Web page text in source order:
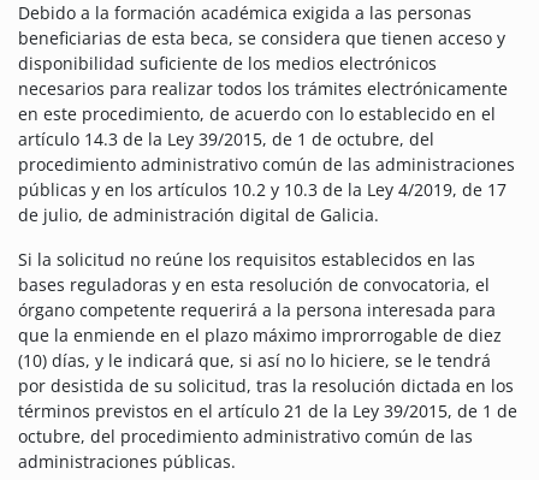
Debido a la formación académica exigida a las personas
beneficiarias de esta beca, se considera que tienen acceso y
disponibilidad suficiente de los medios electrónicos
necesarios para realizar todos los trámites electrónicamente
en este procedimiento, de acuerdo con lo establecido en el
artículo 14.3 de la Ley 39/2015, de 1 de octubre, del
procedimiento administrativo común de las administraciones
públicas y en los artículos 10.2 y 10.3 de la Ley 4/2019, de 17
de julio, de administración digital de Galicia.
Si la solicitud no reúne los requisitos establecidos en las
bases reguladoras y en esta resolución de convocatoria, el
órgano competente requerirá a la persona interesada para
que la enmiende en el plazo máximo improrrogable de diez
(10) días, y le indicará que, si así no lo hiciere, se le tendrá
por desistida de su solicitud, tras la resolución dictada en los
términos previstos en el artículo 21 de la Ley 39/2015, de 1 de
octubre, del procedimiento administrativo común de las
administraciones públicas.